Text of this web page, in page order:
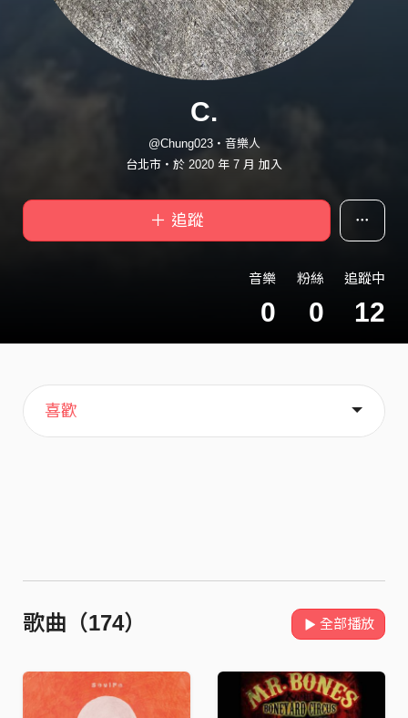
C.
@Chung023・音樂人
台北市・於 2020 年 7 月 加入
＋ 追蹤
音樂
0
粉絲
0
追蹤中
12
主頁
喜歡
關於
歌曲（174） 全部播放